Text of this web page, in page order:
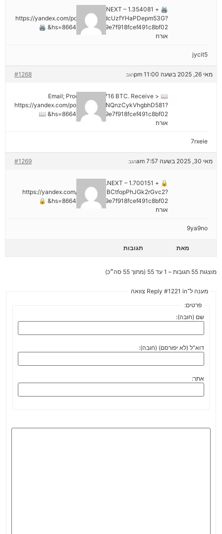
🖨 + 1.354081 BTC.NEXT –
https://yandex.com/poll/Ef2mNddcUzfYHaPDepm53G?
hs=8664c520642b9e7f918fcef491c8bf02& 🖨
אורח
jycit5
מאי 26, 2025 בשעה 11:00 pm #1268 הגב
📖 Email; Process 1.913716 BTC. Receive >
https://yandex.com/poll/DCTzwgNQnzCykVhgbhD581?
hs=8664c520642b9e7f918fcef491c8bf02& 📖
אורח
7rxeie
מאי 30, 2025 בשעה 7:57 am #1269 הגב
🔒 + 1.700151 BTC.NEXT –
https://yandex.com/poll/HsemiBCtfopPhJGk2rGvc2?
hs=8664c520642b9e7f918fcef491c8bf02& 🔒
אורח
9ya9no
מאת תגובות
מוצגות 55 תגובות – 1 עד 55 (מתוך 55 סה״כ)
מענה ל־Reply #1221 in צוואה
פרטים:
שם (חובה):
דוא"ל (לא יפורסם) (חובה):
אתר: